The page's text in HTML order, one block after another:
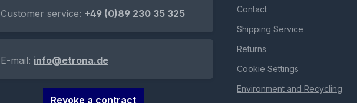
Customer service: +49 (0)89 230 35 325
E-mail: info@etrona.de
Revoke a contract
Contact
Shipping Service
Returns
Cookie Settings
Environment and Recycling